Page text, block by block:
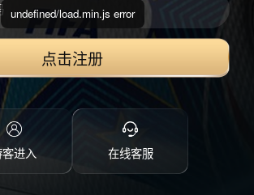
点击注册
进入 在线客服
undefined/load.min.js error